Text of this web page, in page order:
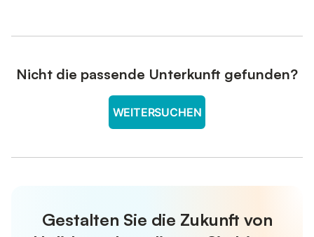
Nicht die passende Unterkunft gefunden?
WEITERSUCHEN
Gestalten Sie die Zukunft von